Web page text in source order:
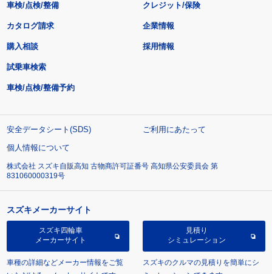
車検/点検/整備 クレジット/保険
カタログ請求
購入相談
試乗車検索
車検/点検/整備予約
企業情報
採用情報
安全データシート(SDS)
ご利用にあたって
個人情報について
株式会社 スズキ自販高知 古物商許可証番号 高知県公安委員会 第
831060000319号
スズキメーカーサイト
スズキ四輪車
メーカーサイト
車種の詳細などメーカー情報をご覧
見積り
シミュレーション
スズキのクルマの見積りを簡単にシ